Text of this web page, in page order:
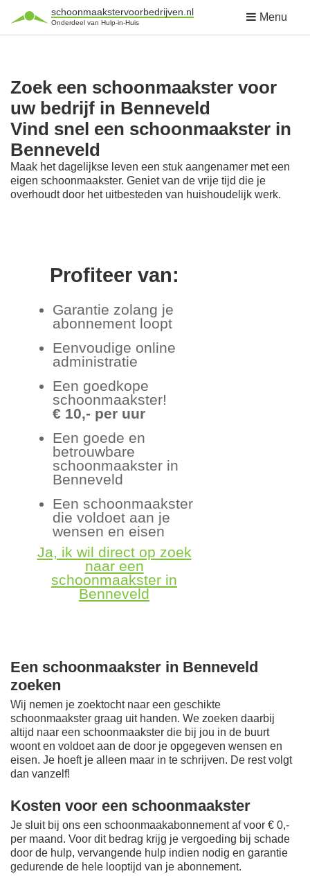
schoonmaakstervoorbedrijven.nl
Onderdeel van Hulp-in-Huis Menu
Zoek een schoonmaakster voor
uw bedrijf in Benneveld
Vind snel een schoonmaakster in
Benneveld
Maak het dagelijkse leven een stuk aangenamer met een
eigen schoonmaakster. Geniet van de vrije tijd die je
overhoudt door het uitbesteden van huishoudelijk werk.
Profiteer van:
Garantie zolang je
abonnement loopt
Eenvoudige online
administratie
Een goedkope
schoonmaakster!
€ 10,- per uur
Een goede en
betrouwbare
schoonmaakster in
Benneveld
Een schoonmaakster
die voldoet aan je
wensen en eisen
Ja, ik wil direct op zoek
naar een
schoonmaakster in
Benneveld
Een schoonmaakster in Benneveld
zoeken
Wij nemen je zoektocht naar een geschikte
schoonmaakster graag uit handen. We zoeken daarbij
altijd naar een schoonmaakster die bij jou in de buurt
woont en voldoet aan de door je opgegeven wensen en
eisen. Je hoeft je alleen maar in te schrijven. De rest volgt
dan vanzelf!
Kosten voor een schoonmaakster
Je sluit bij ons een schoonmaakabonnement af voor € 0,-
per maand. Voor dit bedrag krijg je vergoeding bij schade
door de hulp, vervangende hulp indien nodig en garantie
gedurende de hele looptijd van je abonnement.